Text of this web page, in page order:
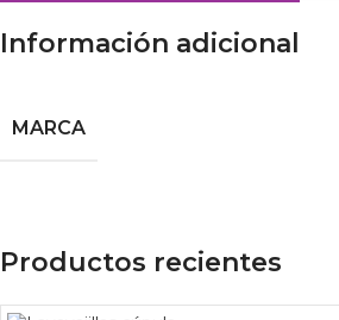
Información adicional
MARCA
Productos recientes